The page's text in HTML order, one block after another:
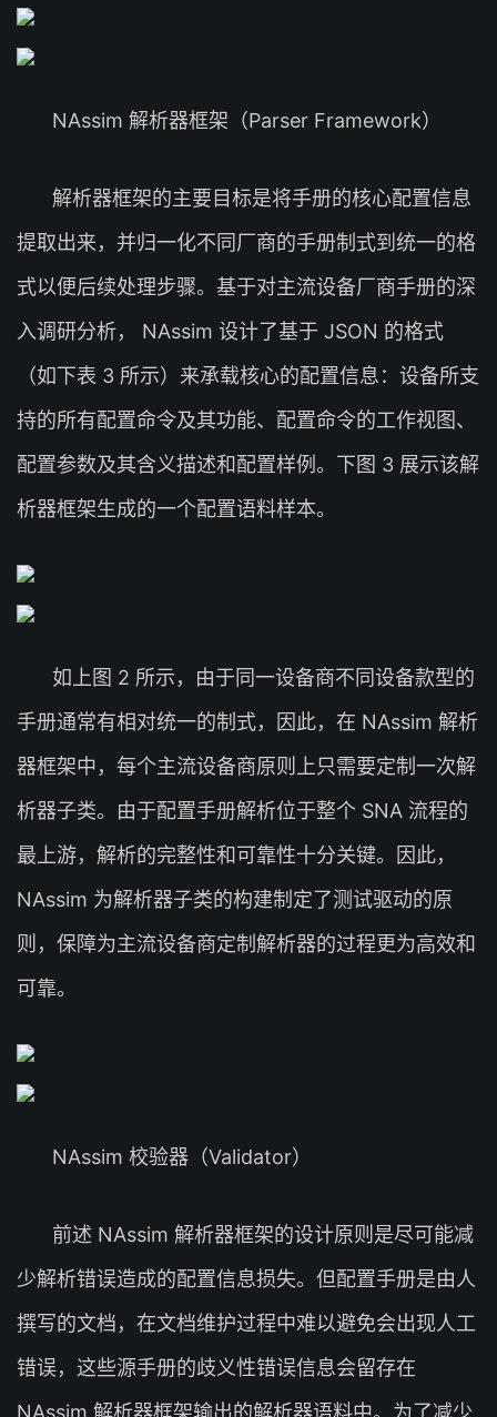
NAssim 解析器框架（Parser Framework）
解析器框架的主要目标是将手册的核心配置信息
提取出来，并归一化不同厂商的手册制式到统一的格
式以便后续处理步骤。基于对主流设备厂商手册的深
入调研分析， NAssim 设计了基于 JSON 的格式
（如下表 3 所示）来承载核心的配置信息：设备所支
持的所有配置命令及其功能、配置命令的工作视图、
配置参数及其含义描述和配置样例。下图 3 展示该解
析器框架生成的一个配置语料样本。
如上图 2 所示，由于同一设备商不同设备款型的
手册通常有相对统一的制式，因此，在 NAssim 解析
器框架中，每个主流设备商原则上只需要定制一次解
析器子类。由于配置手册解析位于整个 SNA 流程的
最上游，解析的完整性和可靠性十分关键。因此，
NAssim 为解析器子类的构建制定了测试驱动的原
则，保障为主流设备商定制解析器的过程更为高效和
可靠。
NAssim 校验器（Validator）
前述 NAssim 解析器框架的设计原则是尽可能减
少解析错误造成的配置信息损失。但配置手册是由人
撰写的文档，在文档维护过程中难以避免会出现人工
错误，这些源手册的歧义性错误信息会留存在
NAssim 解析器框架输出的解析器语料中。为了减少